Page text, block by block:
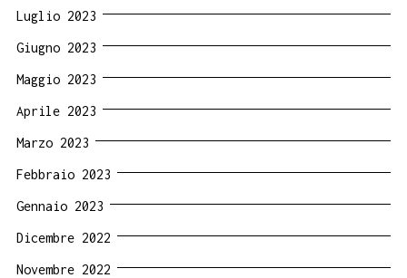
Luglio 2023
Giugno 2023
Maggio 2023
Aprile 2023
Marzo 2023
Febbraio 2023
Gennaio 2023
Dicembre 2022
Novembre 2022